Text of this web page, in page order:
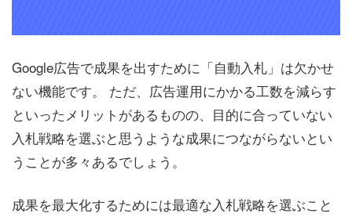
Google広告で成果を出すために「自動入札」は欠かせ
ない機能です。 ただ、広告運用にかかる工数を減らす
といったメリットがあるものの、目的に合っていない
入札戦略を選ぶと思うような成果につながらないとい
うことが多々あるでしょう。
成果を最大化するためには最適な入札戦略を選ぶこと